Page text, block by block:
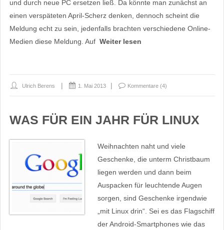
und durch neue PC ersetzen ließ. Da könnte man zunächst an
einen verspäteten April-Scherz denken, dennoch scheint die
Meldung echt zu sein, jedenfalls brachten verschiedene Online-
Medien diese Meldung. Auf Weiter lesen
Ulrich Berens 1. Mai 2013 Kommentare (4)
WAS FÜR EIN JAHR FÜR LINUX
Weihnachten naht und viele
Geschenke, die unterm Christbaum
liegen werden und dann beim
Auspacken für leuchtende Augen
sorgen, sind Geschenke irgendwie
„mit Linux drin“. Sei es das Flagschiff
der Android-Smartphones wie das